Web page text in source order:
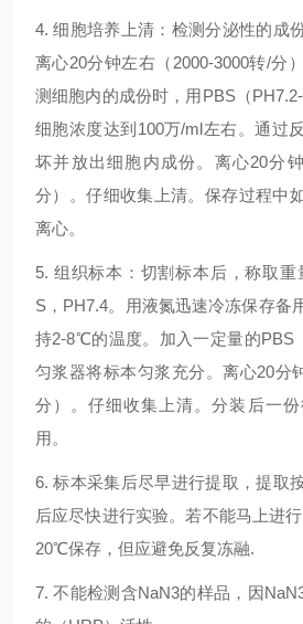
4. 细胞培养上清：检测分泌性的成
离心20分钟左右（2000-3000转/分
测细胞内的成份时，用PBS（
细胞浓度达到100万/ml左右。通过
坏并放出细胞内成份。离心20分
分）。仔细收集上清。保存过程中
离心。
5. 组织标本：切割标本后，称取
S，PH7.4。用液氮迅速冷冻保存备
持2-8℃的温度。加入一定量的PBS
匀浆器将标本匀浆充分。离心20分
分）。仔细收集上清。分装后一
用。
6. 标本采集后尽早进行提取，提取
后应尽快进行实验。若不能马上进
20℃保存，但应避免反复冻融.
7. 不能检测含NaN3的样品，因